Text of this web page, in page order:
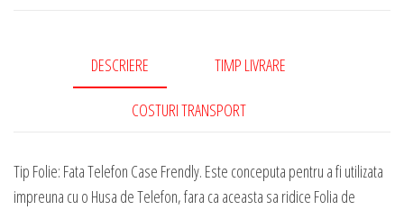
RegenerabilDESCRIERE TIMP LIVRARE
COSTURI TRANSPORT
Tip Folie: Fata Telefon Case Frendly. Este conceputa pentru a fi utilizata
impreuna cu o Husa de Telefon, fara ca aceasta sa ridice Folia de